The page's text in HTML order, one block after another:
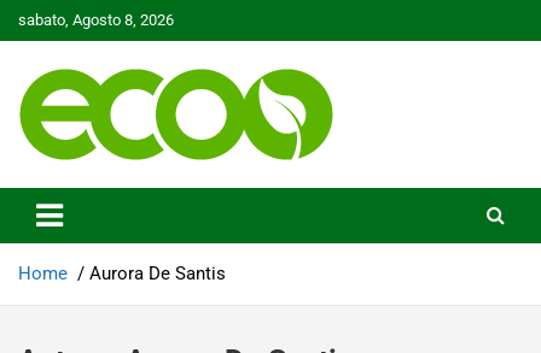
to
sabato, Agosto 8, 2026
Ecoo.it
Home Aurora De Santis